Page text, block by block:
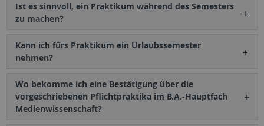
Ist es sinnvoll, ein Praktikum während des Semesters
zu machen?
Kann ich fürs Praktikum ein Urlaubssemester
nehmen?
Wo bekomme ich eine Bestätigung über die
vorgeschriebenen Pflichtpraktika im B.A.-Hauptfach
Medienwissenschaft?